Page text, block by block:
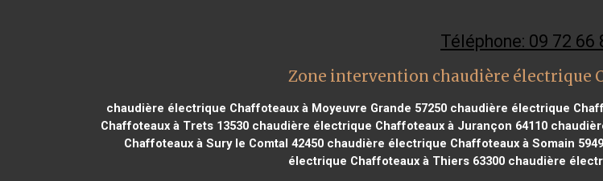
Téléphone: 09 72 66
Zone intervention chaudière électrique
chaudière électrique Chaffoteaux à Moyeuvre Grande 57250chaudière électrique
Chaffoteaux à Trets 13530chaudière électrique Chaffoteaux à Jurançon 64110
Chaffoteaux à Sury le Comtal 42450chaudière électrique Chaffoteaux à Somain
électrique Chaffoteaux à Thiers 63300chaudière